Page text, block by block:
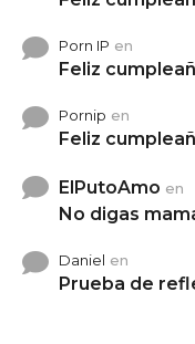
Porn IP en
Feliz
Pornip en
Feliz
ElPutoAmo en
No digas
Daniel en
Prueba de